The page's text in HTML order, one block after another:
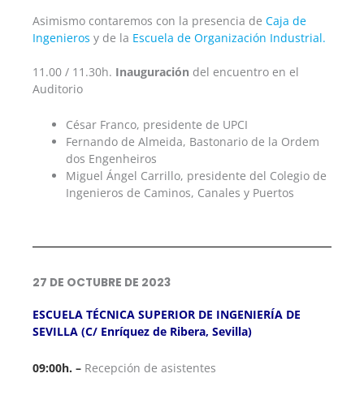
Asimismo contaremos con la presencia de Caja de
Ingenieros y de la Escuela de Organización Industrial.
11.00 / 11.30h. Inauguración del encuentro en el
Auditorio
César Franco, presidente de UPCI
Fernando de Almeida, Bastonario de la Ordem
dos Engenheiros
Miguel Ángel Carrillo, presidente del Colegio de
Ingenieros de Caminos, Canales y Puertos
27 DE OCTUBRE DE 2023
ESCUELA TÉCNICA SUPERIOR DE INGENIERÍA DE
SEVILLA (C/ Enríquez de Ribera, Sevilla)
09:00h. – Recepción de asistentes